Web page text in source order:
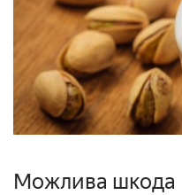
Можлива шкода